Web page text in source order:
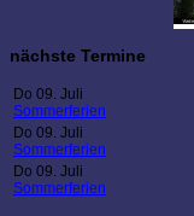
nächste Termine
Do 09. Juli
Sommerferien
Do 09. Juli
Sommerferien
Do 09. Juli
Sommerferien